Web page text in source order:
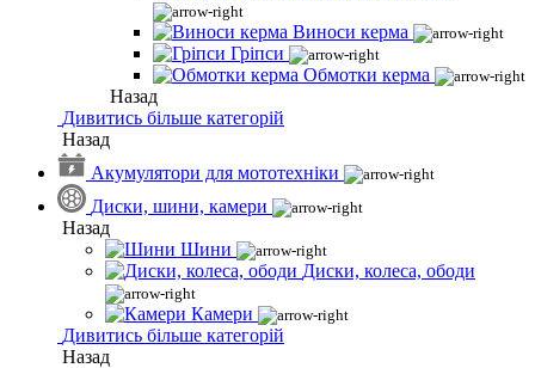
Виноси керма
Гріпси
Обмотки керма
Назад
Дивитись більше категорій
Назад
Акумулятори для мототехніки
Диски, шини, камери
Назад
Шини
Диски, колеса, ободи
Камери
Дивитись більше категорій
Назад